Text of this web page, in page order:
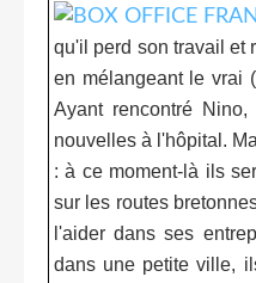
qu'il perd son travail et
en mélangeant le vrai
Ayant rencontré
nouvelles à l'hôpital.
: à ce moment-là ils
sur les routes
l'aider dans ses
dans une petite ville,